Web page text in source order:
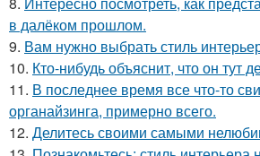
в далёком прошлом.
9. Вам нужно выбрать стиль
10. Кто-нибудь объяснит, что он тут
11. В последнее время все что-то
органайзинга, примерно всего.
12. Делитесь своими самыми